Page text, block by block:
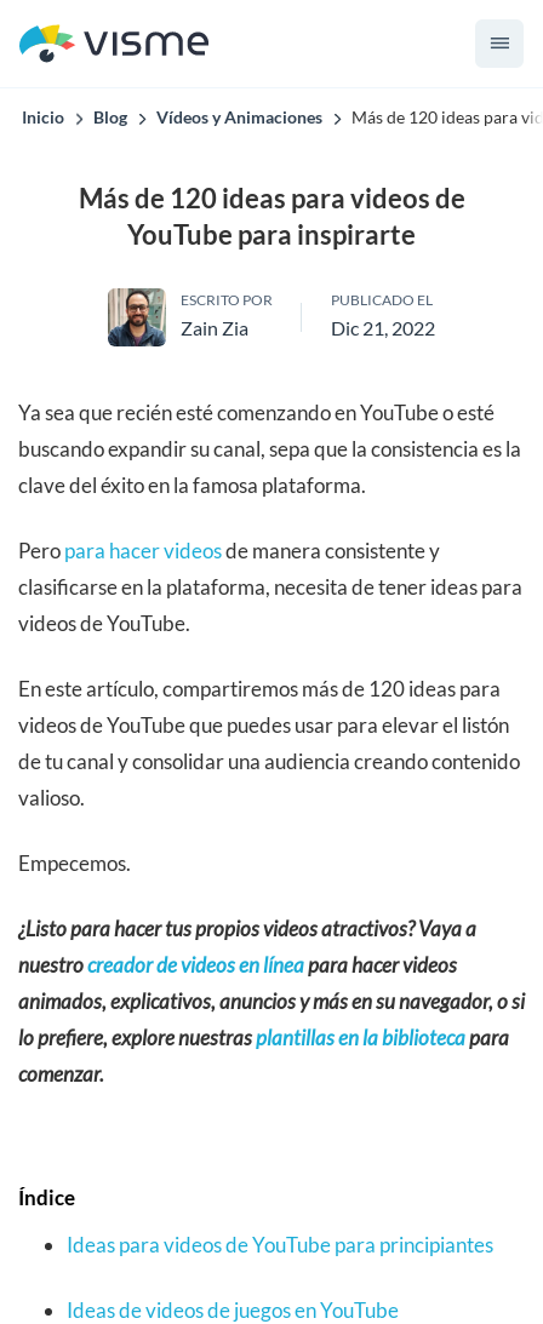
Inicio Blog Vídeos y Animaciones Más de 120 ideas para
Más de 120 ideas para videos de
YouTube para inspirarte
ESCRITO POR
Zain Zia
PUBLICADO EL
Dic 21, 2022
Ya sea que recién esté comenzando en YouTube o esté
buscando expandir su canal, sepa que la consistencia es la
clave del éxito en la famosa plataforma.
Peropara hacer videosde manera consistente y
clasificarse en la plataforma, necesita de tener ideas para
videos de YouTube.
En este artículo, compartiremos más de 120 ideas para
videos de YouTube que puedes usar para elevar el listón
de tu canal y consolidar una audiencia creando contenido
valioso.
Empecemos.
¿Listo para hacer tus propios videos atractivos? Vaya a
nuestrocreador de videos en líneapara hacer videos
animados, explicativos, anuncios y más en su navegador, o si
lo prefiere, explore nuestrasplantillas en la bibliotecapara
comenzar.
Índice
Ideas para videos de YouTube para principiantes
Ideas de videos de juegos en YouTube